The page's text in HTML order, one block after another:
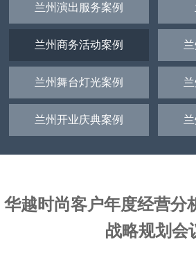
兰州演出服务案例
兰州商务活动案例
兰州舞台灯光案例
兰州开业庆典案例
华越时尚客户年度经营分
战略规划会